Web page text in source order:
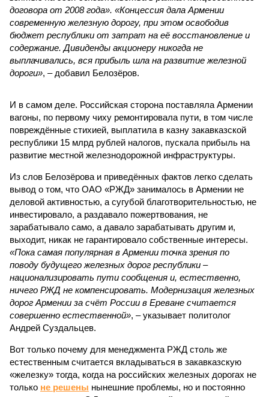
договора от 2008 года». «Концессия дала Армении
современную железную дорогу, при этом освободив
бюджет республики от затрат на её восстановление и
содержание. Дивиденды акционеру никогда не
выплачивались, вся прибыль шла на развитие железной
дороги», – добавил Белозёров.
И в самом деле. Российская сторона поставляла Армении
вагоны, по первому чиху ремонтировала пути, в том числе
повреждённые стихией, выплатила в казну закавказской
республики 15 млрд рублей налогов, пускала прибыль на
развитие местной железнодорожной инфраструктуры.
Из слов Белозёрова и приведённых фактов легко сделать
вывод о том, что ОАО «РЖД» занималось в Армении не
деловой активностью, а сугубой благотворительностью, не
инвестировало, а раздавало пожертвования, не
зарабатывало само, а давало зарабатывать другим и,
выходит, никак не гарантировало собственные интересы.
«Пока самая популярная в Армении точка зрения по
поводу будущего железных дорог рес­публики –
национализировать пути сообщения и, естественно,
ничего РЖД не компенсировать. Модернизация железных
дорог Армении за счёт России в Ереване считается
совершенно естественной», – указывает политолог
Андрей Суздальцев.
Вот только почему для менеджмента РЖД столь же
естественным считается вкладываться в закавказскую
«железку» тогда, когда на российских железных дорогах не
только не решены нынешние проблемы, но и постоянно